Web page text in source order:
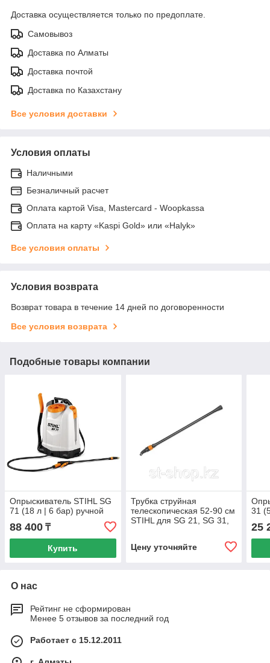
Доставка осуществляется только по предоплате.
Самовывоз
Доставка по Алматы
Доставка почтой
Доставка по Казахстану
Все условия доставки
Условия оплаты
Наличными
Безналичный расчет
Оплата картой Visa, Mastercard - Woopkassa
Оплата на карту «Kaspi Gold» или «Halyk»
Все условия оплаты
Условия возврата
Возврат товара в течение 14 дней по договоренности
Все условия возврата
Подобные товары компании
Опрыскиватель STIHL SG
71 (18 л | 6 бар) ручной
88 400 ₸
Купить
Трубка струйная
телескопическая 52-90 см
STIHL для SG 21, SG 31,
Цену уточняйте
31
25
О нас
Рейтинг не сформирован
Менее 5 отзывов за последний год
Работает с 15.12.2011